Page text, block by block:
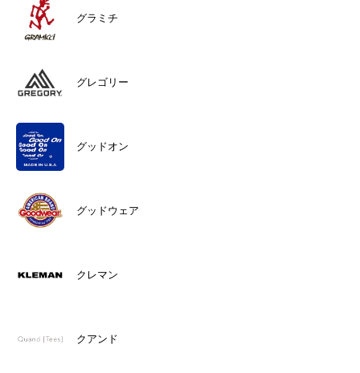
グラミチ
グレゴリー
グッドオン
グッドウェア
クレマン
クアンド